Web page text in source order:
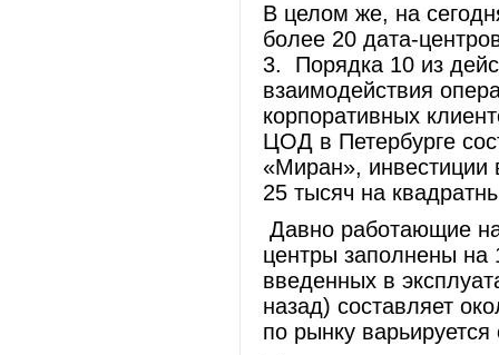
В целом же, на
более 20 дата-
3. Порядка 10 из
взаимодействия
корпоративных
ЦОД в Петербурге
«Миран», инвестиции
25 тысяч на
Давно работающие
центры заполнены на
введенных в
назад) составляет
по рынку